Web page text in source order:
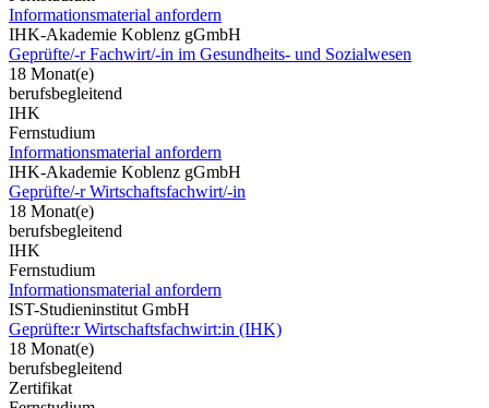
Informationsmaterial anfordern
IHK-Akademie Koblenz gGmbH
Geprüfte/-r Fachwirt/-in im Gesundheits- und Sozialwesen
18 Monat(e)
berufsbegleitend
IHK
Fernstudium
Informationsmaterial anfordern
IHK-Akademie Koblenz gGmbH
Geprüfte/-r Wirtschaftsfachwirt/-in
18 Monat(e)
berufsbegleitend
IHK
Fernstudium
Informationsmaterial anfordern
IST-Studieninstitut GmbH
Geprüfte:r Wirtschaftsfachwirt:in (IHK)
18 Monat(e)
berufsbegleitend
Zertifikat